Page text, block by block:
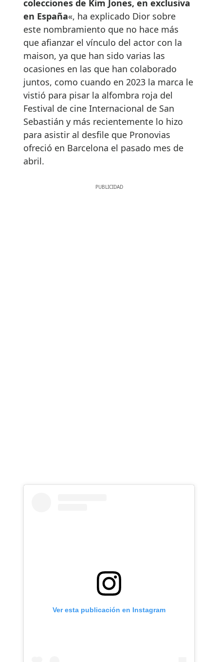
colecciones de Kim Jones, en exclusiva
en España«, ha explicado Dior sobre
este nombramiento que no hace más
que afianzar el vínculo del actor con la
maison, ya que han sido varias las
ocasiones en las que han colaborado
juntos, como cuando en 2023 la marca le
vistió para pisar la alfombra roja del
Festival de cine Internacional de San
Sebastián y más recientemente lo hizo
para asistir al desfile que Pronovias
ofreció en Barcelona el pasado mes de
abril.
Ver esta publicación en Instagram